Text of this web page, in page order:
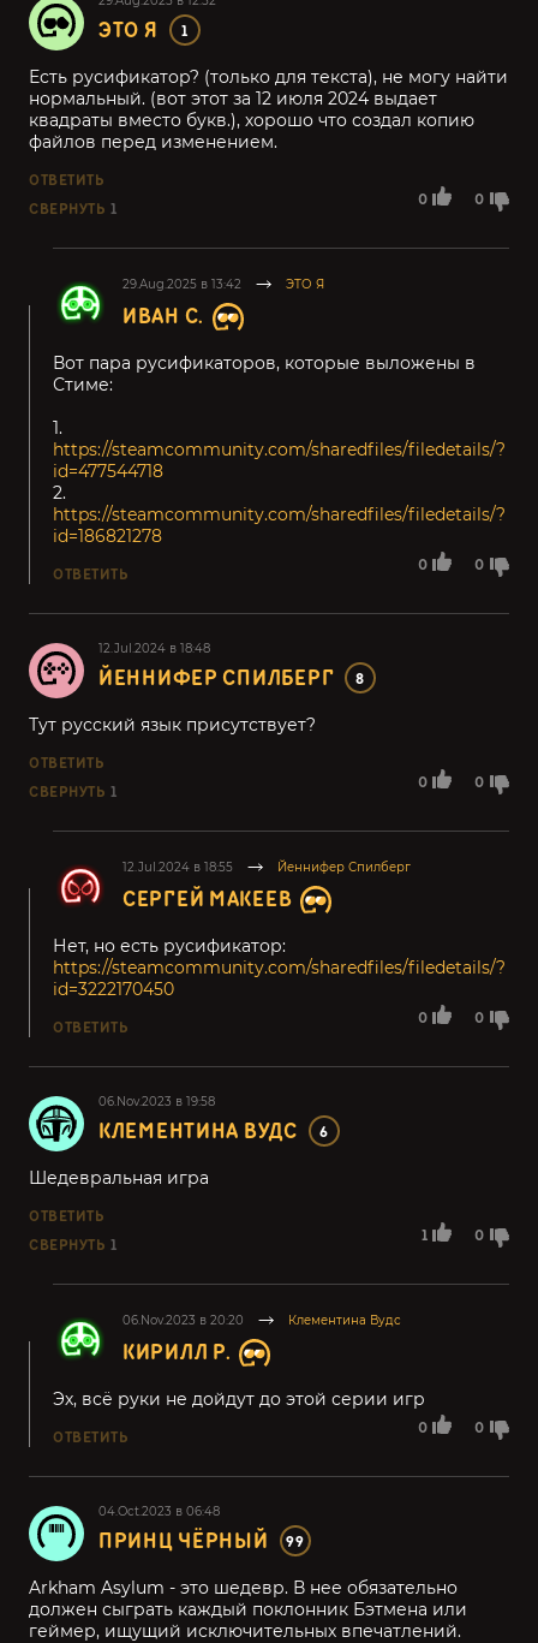
ЭТО Я 1
0 0
Есть русификатор? (только для текста), не могу найти
нормальный. (вот этот за 12 июля 2024 выдает
квадраты вместо букв.), хорошо что создал копию
файлов перед изменением.
ОТВЕТИТЬ
СВЕРНУТЬ 1
29.Aug.2025 в 13:42 ЭТО Я
ИВАН С.
0 0
Вот пара русификаторов, которые выложены в
Стиме:
1.
https://steamcommunity.com/sharedfiles/filedetails/?
id=477544718
2.
https://steamcommunity.com/sharedfiles/filedetails/?
id=186821278
ОТВЕТИТЬ
12.Jul.2024 в 18:48
ЙЕННИФЕР СПИЛБЕРГ 8
0 0
Тут русский язык присутствует?
ОТВЕТИТЬ
СВЕРНУТЬ 1
12.Jul.2024 в 18:55 Йеннифер Спилберг
СЕРГЕЙ МАКЕЕВ
0 0
Нет, но есть русификатор:
https://steamcommunity.com/sharedfiles/filedetails/?
id=3222170450
ОТВЕТИТЬ
06.Nov.2023 в 19:58
КЛЕМЕНТИНА ВУДС 6
1 0
Шедевральная игра
ОТВЕТИТЬ
СВЕРНУТЬ 1
06.Nov.2023 в 20:20 Клементина Вудс
КИРИЛЛ Р.
0 0
Эх, всё руки не дойдут до этой серии игр
ОТВЕТИТЬ
04.Oct.2023 в 06:48
ПРИНЦ ЧЁРНЫЙ 99
Arkham Asylum - это шедевр. В нее обязательно
должен сыграть каждый поклонник Бэтмена или
геймер, ищущий исключительных впечатлений.